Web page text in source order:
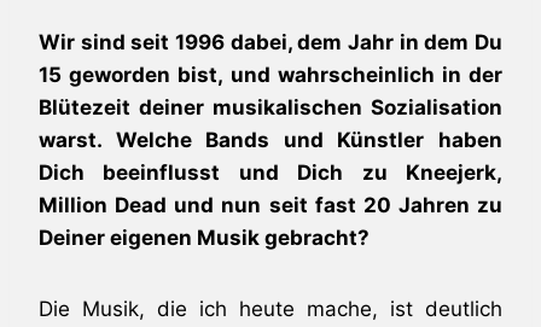
Wir sind seit 1996 dabei, dem Jahr in dem Du
15 geworden bist, und wahrscheinlich in der
Blütezeit deiner musikalischen Sozialisation
warst. Welche Bands und Künstler haben
Dich beeinflusst und Dich zu Kneejerk,
Million Dead und nun seit fast 20 Jahren zu
Deiner eigenen Musik gebracht?
Die Musik, die ich heute mache, ist deutlich